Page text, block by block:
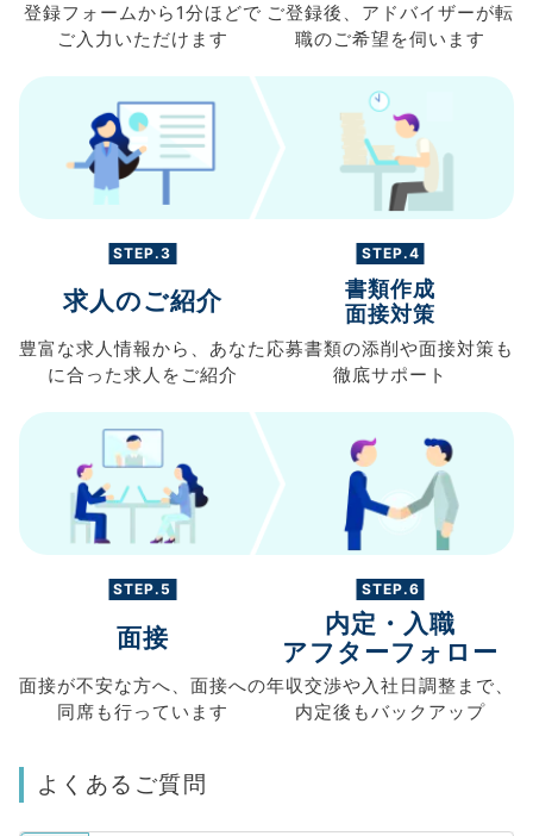
登録フォームから 1分ほどで
ご入力 いただけます
ご登録後、 アドバイザーが転
職のご希望を伺います
STEP.3
求人のご紹介
豊富な求人情報から、 あなた
に合った求人を ご紹介
STEP.4
書類作成
面接対策
応募書類の添削や面接対策も
徹底サポート
STEP.5
面接
面接が不安な方へ、 面接への
同席も行っています
STEP.6
内定・入職
アフターフォロー
年収交渉や入社日調整まで、
内定後もバックアップ
よくあるご質問